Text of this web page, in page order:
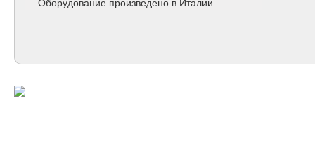
Оборудование произведено в Италии.